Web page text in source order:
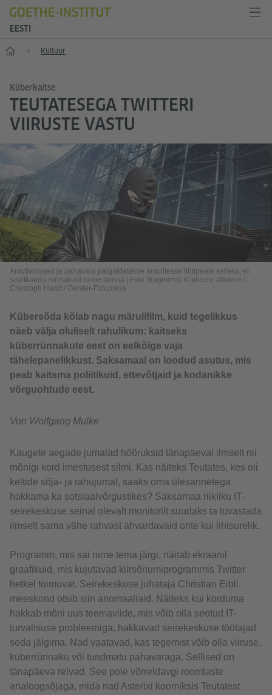
EESTI
Esileht Kultuur
Küberkaitse
TEUTATESEGA TWITTERI
VIIRUSTE VASTU
Arvutiviirused ja pahavara paigaldatakse arvutitesse tihtipeale selleks, et
sealtkaudu rünnakuid toime panna
Foto (fragment): © picture alliance /
Chirstoph Hardt / Geisler-Fotopress
Kübersõda kõlab nagu märulifilm, kuid tegelikkus
näeb välja oluliselt rahulikum: kaitseks
küberrünnakute eest on eelkõige vaja
tähelepanelikkust. Saksamaal on loodud asutus, mis
peab kaitsma poliitikuid, ettevõtjaid ja kodanikke
võrguohtude eest.
Von Wolfgang Mulke
Kaugete aegade jumalad hõõruksid tänapäeval ilmselt nii
mõnigi kord imestusest silmi. Kas näiteks Teutates, kes oli
keltide sõja- ja rahujumal, saaks oma ülesannetega
hakkama ka sotsiaalvõrgustikes? Saksamaa riikliku IT-
seirekeskuse seinal olevalt monitorilt suudaks ta tuvastada
ilmselt sama vähe rahvast ähvardavaid ohte kui lihtsurelik.
Programm, mis sai nime tema järgi, näitab ekraanil
graafikuid, mis kujutavad kiirsõnumiprogrammis Twitter
hetkel toimuvat. Seirekeskuse juhataja Christian Eibli
meeskond otsib siin anomaaliaid. Näiteks kui korduma
hakkab mõni uus teemaviide, mis võib olla seotud IT-
turvalisuse probleemiga, hakkavad seirekeskuse töötajad
seda jälgima. Nad vaatavad, kas tegemist võib olla viiruse,
küberrünnaku või tundmatu pahavaraga. Sellised on
tänapäeva relvad. See pole võrreldavgi roomlaste
analoogsõjaga, mida nad Asterixi koomiksis Teutatest